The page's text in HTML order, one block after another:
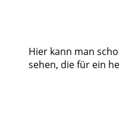
Hier kann man
sehen, die für ein